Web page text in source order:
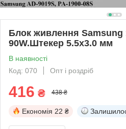
Блок живлення Samsung
90W.Штекер 5.5х3.0 мм
В наявності
Код: 070
Опт і роздріб
416 ₴ 438 ₴
Економія 22 ₴